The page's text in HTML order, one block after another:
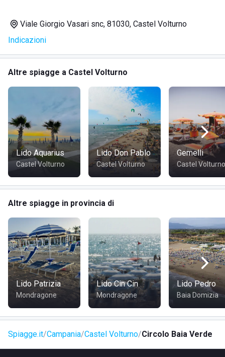
Viale Giorgio Vasari snc, 81030, Castel Volturno
Indicazioni
Altre spiagge a Castel Volturno
Lido Aquarius
Castel Volturno
Lido Don Pablo
Castel Volturno
Gemelli
Castel Volturno
Altre spiagge in provincia di
Lido Patrizia
Mondragone
Lido Cin Cin
Mondragone
Lido Pedro
Baia Domizia
Spiagge.it Campania Castel Volturno Circolo Baia Verde